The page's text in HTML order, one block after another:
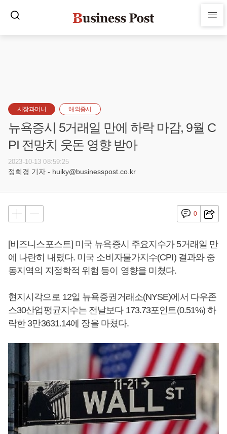
시장과머니 해외증시
뉴욕증시 5거래일 만에 하락 마감, 9월 C
PI 전망치 웃돈 영향 받아
2023-10-13 08:59:25
정희경 기자 - huiky@businesspost.co.kr
0
[비즈니스포스트] 미국 뉴욕증시 주요지수가 5거래일 만
에 나란히 내렸다. 미국 소비자물가지수(CPI) 결과와 중
동지역의 지정학적 위험 등이 영향을 미쳤다.
현지시각으로 12일 뉴욕증권거래소(NYSE)에서 다우존
스30산업평균지수는 전날보다 173.73포인트(0.51%) 하
락한 3만3631.14에 장을 마쳤다.